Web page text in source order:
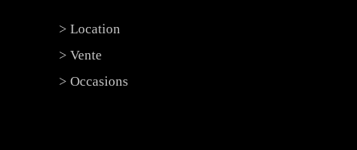
> Location
> Vente
> Occasions